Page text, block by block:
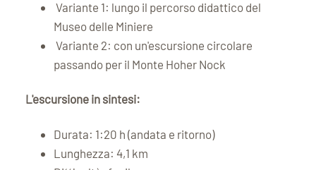
Variante 1: lungo il percorso didattico del
Museo delle Miniere
Variante 2: con un'escursione circolare
passando per il Monte Hoher Nock
L'escursione in sintesi:
Durata: 1:20 h (andata e ritorno)
Lunghezza: 4,1 km